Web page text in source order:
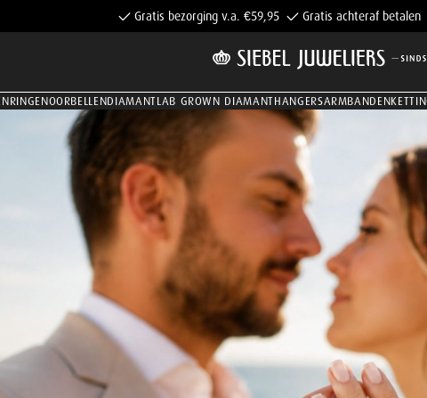
Gratis bezorging v.a. €59,95 Gratis achteraf betalen
RINGENOORBELLENDIAMANTLAB GROWN DIAMANTHANGERSARMBANDEN